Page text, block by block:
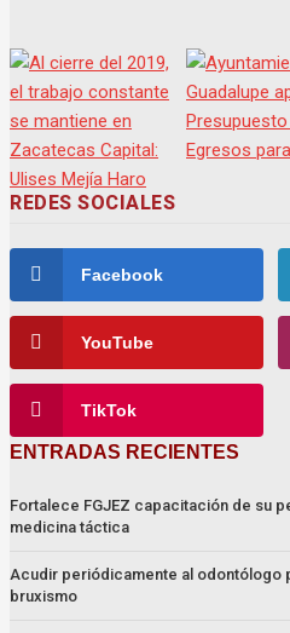
REDES SOCIALES
Facebook
YouTube
TikTok
ENTRADAS RECIENTES
Fortalece FGJEZ capacitación de su
medicina táctica
Acudir periódicamente al odontólogo
bruxismo